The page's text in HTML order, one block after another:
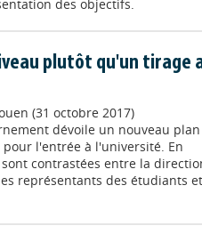
des objectifs.
plutôt qu'un tirage
(31 octobre 2017)
dévoile un nouveau plan
l'entrée à l'université. En
contrastées entre la
représentants des étudiants